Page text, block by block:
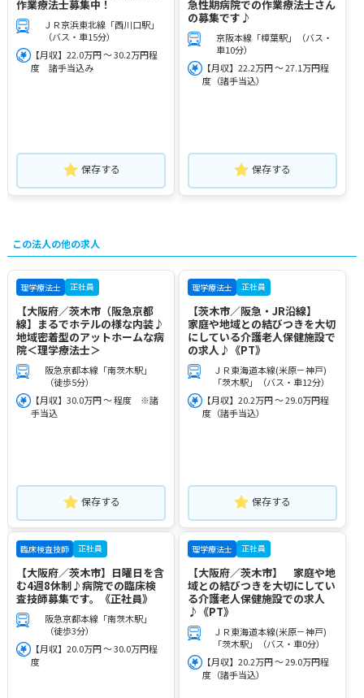
作業療法士募集中！
ＪＲ京浜東北線「西川口駅」
（バス・車15分）
【月収】22.0万円 ～ 30.2万円程
度 諸手当込み
保存する
急性期病院での作業療法士さん
の募集です♪
京阪本線「樟葉駅」（バス・
車10分）
【月収】22.2万円 ～ 27.1万円程
度（諸手当込）
保存する
この法人の他の求人
理学療法士 正社員
【大阪府／茨木市（阪急京都
線】まるでホテルの様な内装♪
地域密着型のアットホームな病
院＜理学療法士＞
阪急京都本線「南茨木駅」
（徒歩5分）
【月収】30.0万円 ～ 程度 ※諸
手当込
保存する
理学療法士 正社員
【茨木市／阪急・JR沿線】
家庭や地域との結びつきを大切
にしている介護老人保健施設で
の求人♪《PT》
ＪＲ東海道本線(米原－神戸)
「茨木駅」（バス・車12分）
【月収】20.2万円 ～ 29.0万円程
度（諸手当込）
保存する
臨床検査技師 正社員
【大阪府／茨木市】日曜日を含
む4週8休制♪病院での臨床検
査技師募集です。《正社員》
阪急京都本線「南茨木駅」
（徒歩3分）
【月収】20.0万円 ～ 30.0万円程
度
理学療法士 正社員
【大阪府／茨木市】 家庭や地
域との結びつきを大切にしてい
る介護老人保健施設での求人
♪《PT》
ＪＲ東海道本線(米原－神戸)
「茨木駅」（バス・車0分）
【月収】20.2万円 ～ 29.0万円程
度（諸手当込）